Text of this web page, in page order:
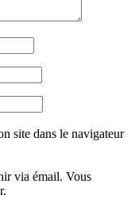
site dans le navigateur
via émail. Vous